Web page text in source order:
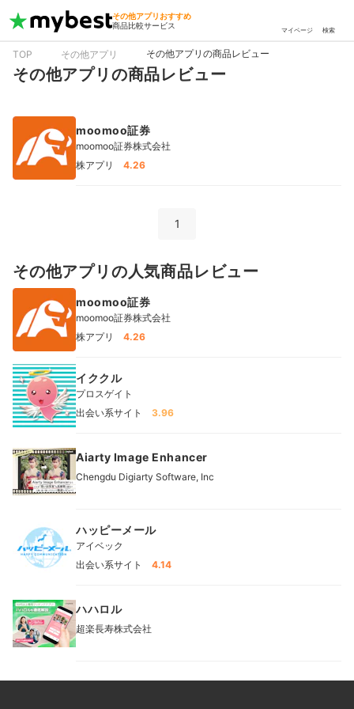
その他アプリおすすめ
商品比較サービス
マイページ 検索
TOP その他アプリ その他アプリの商品レビュー
その他アプリの商品レビュー
moomoo証券
moomoo証券株式会社
株アプリ
4.26
1
その他アプリの人気商品レビュー
moomoo証券
moomoo証券株式会社
株アプリ
4.26
イククル
プロスゲイト
出会い系サイト
3.96
Aiarty Image Enhancer
Chengdu Digiarty Software, Inc
ハッピーメール
アイベック
出会い系サイト
4.14
ハハロル
超楽長寿株式会社